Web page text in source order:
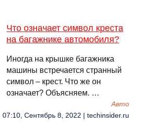
Что означает символ креста
на багажнике автомобиля?
Иногда на крышке багажника
машины встречается странный
символ – крест. Что же он
означает? Объясняем. …
Авто
07:10, Сентябрь 8, 2022 | techinsider.ru